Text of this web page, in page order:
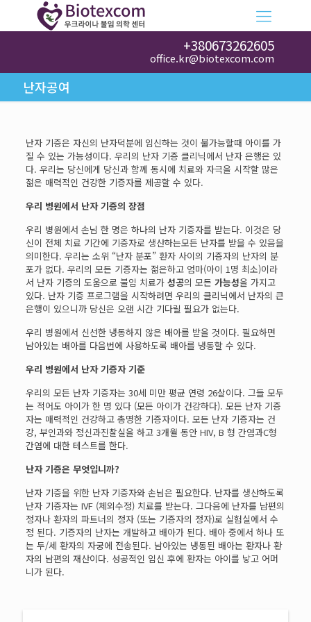
+380673262605
office.kr@biotexcom.com
난자공여
난자 기증은 자신의 난자덕분에 임신하는 것이 불가능할때 아이를 가
질 수 있는 가능성이다. 우리의 난자 기증 클리닉에서 난자 은행은 있
다. 우리는 당신에게 당신과 함께 동시에 치료와 자극을 시작할 많은
젊은 매력적인 건강한 기증자를 제공할 수 있다.
우리 병원에서 난자 기증의 장점
우리 병원에서 손님 한 명은 하나의 난자 기증자를 받는다. 이것은 당
신이 전체 치료 기간에 기증자로 생산하는모든 난자를 받을 수 있음을
의미한다. 우리는 소위 “난자 분포” 환자 사이의 기증자의 난자의 분
포가 없다. 우리의 모든 기증자는 젊은하고 엄마(아이 1명 최소)이라
서 난자 기증의 도움으로 불임 치료가 성공의 모든 가능성을 가지고
있다. 난자 기증 프로그램을 시작하려면 우리의 클리닉에서 난자의 큰
은행이 있으니까 당신은 오랜 시간 기다릴 필요가 없는다.
우리 병원에서 신선한 냉동하지 않은 배아를 받을 것이다. 필요하면
남아있는 배아를 다음번에 사용하도록 배아를 냉동할 수 있다.
우리 병원에서 난자 기증자 기준
우리의 모든 난자 기증자는 30세 미만 평균 연령 26살이다. 그들 모두
는 적어도 아이가 한 명 있다 (모든 아이가 건강하다). 모든 난자 기증
자는 매력적인 건강하고 총명한 기증자이다. 모든 난자 기증자는 건
강, 부인과와 정신과진찰실을 하고 3개월 동안 HIV, B 형 간염과C형
간염에 대한 테스트를 한다.
난자 기증은 무엇입니까?
난자 기증을 위한 난자 기증자와 손님은 필요한다. 난자를 생산하도록
난자 기증자는 IVF (체외수정) 치료를 받는다. 그다음에 난자를 남편의
정자나 환자의 파트너의 정자 (또는 기증자의 정자)로 실험실에서 수
정 된다. 기증자의 난자는 개발하고 배아가 된다. 배아 중에서 하나 또
는 두/세 환자의 자궁에 전송된다. 남아있는 냉동된 배아는 환자나 환
자의 남편의 재산이다. 성공적인 임신 후에 환자는 아이를 낳고 어머
니가 된다.